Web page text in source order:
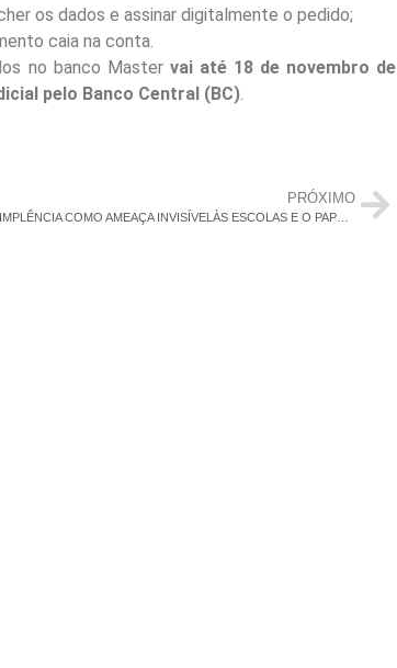
os dados e assinar digitalmente o pedido;
caia na conta.
no banco Master vai até 18 de novembro de
pelo Banco Central (BC).
PRÓXIMO